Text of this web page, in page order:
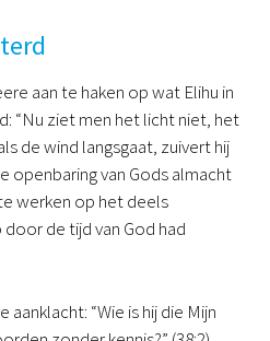
aan te haken op wat Elihu in
“Nu ziet men het licht niet, het
de wind langsgaat, zuivert hij
openbaring van Gods almacht
werken op het deels
de tijd van God had
aanklacht: “Wie is hij die Mijn